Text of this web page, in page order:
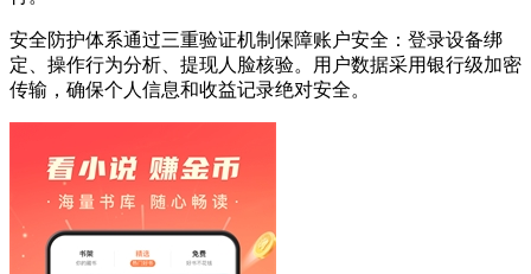
安全防护体系通过三重验证机制保障账户安全：登录设备绑
定、操作行为分析、提现人脸核验。用户数据采用银行级加密
传输，确保个人信息和收益记录绝对安全。